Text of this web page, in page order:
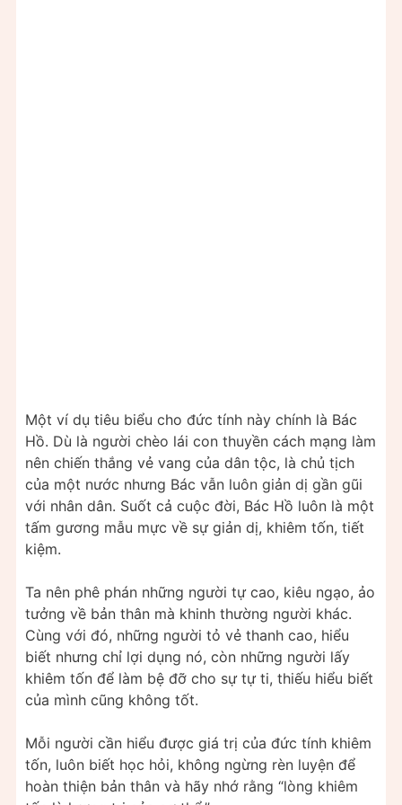
Một ví dụ tiêu biểu cho đức tính này chính là Bác
Hồ. Dù là người chèo lái con thuyền cách mạng làm
nên chiến thắng vẻ vang của dân tộc, là chủ tịch
của một nước nhưng Bác vẫn luôn giản dị gần gũi
với nhân dân. Suốt cả cuộc đời, Bác Hồ luôn là một
tấm gương mẫu mực về sự giản dị, khiêm tốn, tiết
kiệm.
Ta nên phê phán những người tự cao, kiêu ngạo, ảo
tưởng về bản thân mà khinh thường người khác.
Cùng với đó, những người tỏ vẻ thanh cao, hiểu
biết nhưng chỉ lợi dụng nó, còn những người lấy
khiêm tốn để làm bệ đỡ cho sự tự ti, thiếu hiểu biết
của mình cũng không tốt.
Mỗi người cần hiểu được giá trị của đức tính khiêm
tốn, luôn biết học hỏi, không ngừng rèn luyện để
hoàn thiện bản thân và hãy nhớ rằng “lòng khiêm